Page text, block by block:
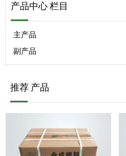
产品中心 栏目
主产品
副产品
推荐 产品